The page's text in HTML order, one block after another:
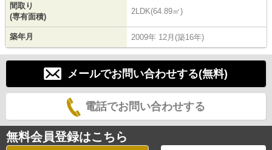
間取り
(専有面積)
2LDK(64.89㎡)
築年月 2009年 12月(築16年)
メールでお問い合わせする(無料)
電話でお問い合わせする
無料会員登録はこちら